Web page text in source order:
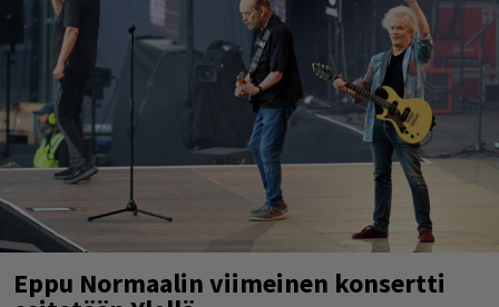
Eppu Normaalin viimeinen konsertti